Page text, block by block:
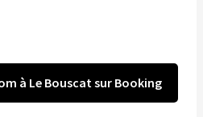
à Le Bouscat sur Booking